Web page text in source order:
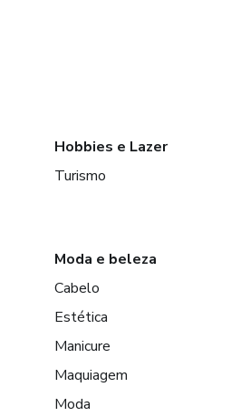
Hobbies e Lazer
Turismo
Moda e beleza
Cabelo
Estética
Manicure
Maquiagem
Moda